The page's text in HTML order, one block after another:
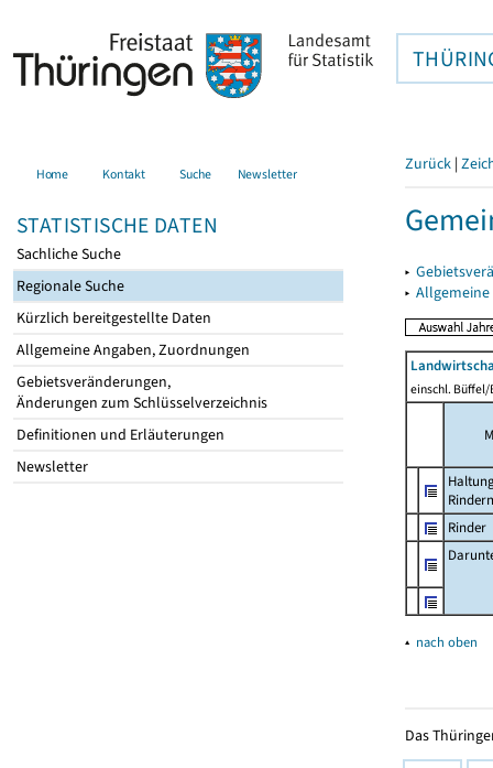
Home Kontakt Suche Newsletter
STATISTISCHE DATEN
Sachliche Suche
Regionale Suche
Kürzlich bereitgestellte Daten
Allgemeine Angaben, Zuordnungen
Gebietsveränderungen,
Änderungen zum Schlüsselverzeichnis
Definitionen und Erläuterungen
Newsletter
Zurück |
▸
▸
einschl. Büffel/
Rindern
Rinder
▴ nach oben
Das